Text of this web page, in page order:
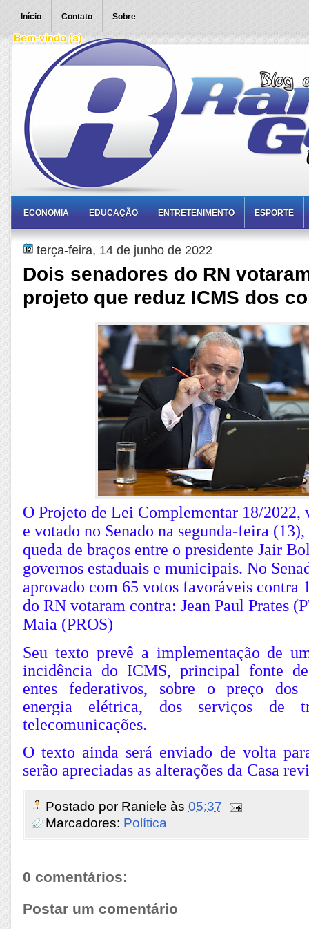
Início Contato Sobre
ECONOMIA EDUCAÇÃO ENTRETENIMENTO ESPORTE
terça-feira, 14 de junho de 2022
Dois senadores do RN
projeto que reduz ICMS dos
O Projeto de Lei Complementar 18/2022,
e votado no Senado na segunda-feira
queda de braços entre o presidente Jair
governos estaduais e municipais. No
aprovado com 65 votos favoráveis contra
do RN votaram contra: Jean Paul Prates
Maia (PROS)
Seu texto prevê a implementação de
incidência do ICMS, principal fonte de
entes federativos, sobre o preço dos
energia elétrica, dos serviços de
telecomunicações.
O texto ainda será enviado de volta
serão apreciadas as alterações da Casa
Postado por Raniele às 05:37
Marcadores: Política
0 comentários:
Postar um comentário